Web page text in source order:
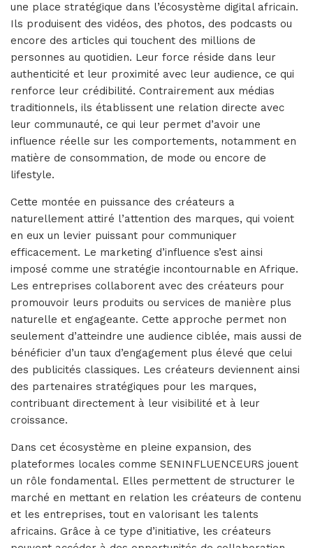
une place stratégique dans l’écosystème digital africain.
Ils produisent des vidéos, des photos, des podcasts ou
encore des articles qui touchent des millions de
personnes au quotidien. Leur force réside dans leur
authenticité et leur proximité avec leur audience, ce qui
renforce leur crédibilité. Contrairement aux médias
traditionnels, ils établissent une relation directe avec
leur communauté, ce qui leur permet d’avoir une
influence réelle sur les comportements, notamment en
matière de consommation, de mode ou encore de
lifestyle.
Cette montée en puissance des créateurs a
naturellement attiré l’attention des marques, qui voient
en eux un levier puissant pour communiquer
efficacement. Le marketing d’influence s’est ainsi
imposé comme une stratégie incontournable en Afrique.
Les entreprises collaborent avec des créateurs pour
promouvoir leurs produits ou services de manière plus
naturelle et engageante. Cette approche permet non
seulement d’atteindre une audience ciblée, mais aussi de
bénéficier d’un taux d’engagement plus élevé que celui
des publicités classiques. Les créateurs deviennent ainsi
des partenaires stratégiques pour les marques,
contribuant directement à leur visibilité et à leur
croissance.
Dans cet écosystème en pleine expansion, des
plateformes locales comme SENINFLUENCEURS jouent
un rôle fondamental. Elles permettent de structurer le
marché en mettant en relation les créateurs de contenu
et les entreprises, tout en valorisant les talents
africains. Grâce à ce type d’initiative, les créateurs